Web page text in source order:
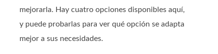
mejorarla. Hay cuatro opciones disponibles aquí,
y puede probarlas para ver qué opción se adapta
mejor a sus necesidades.